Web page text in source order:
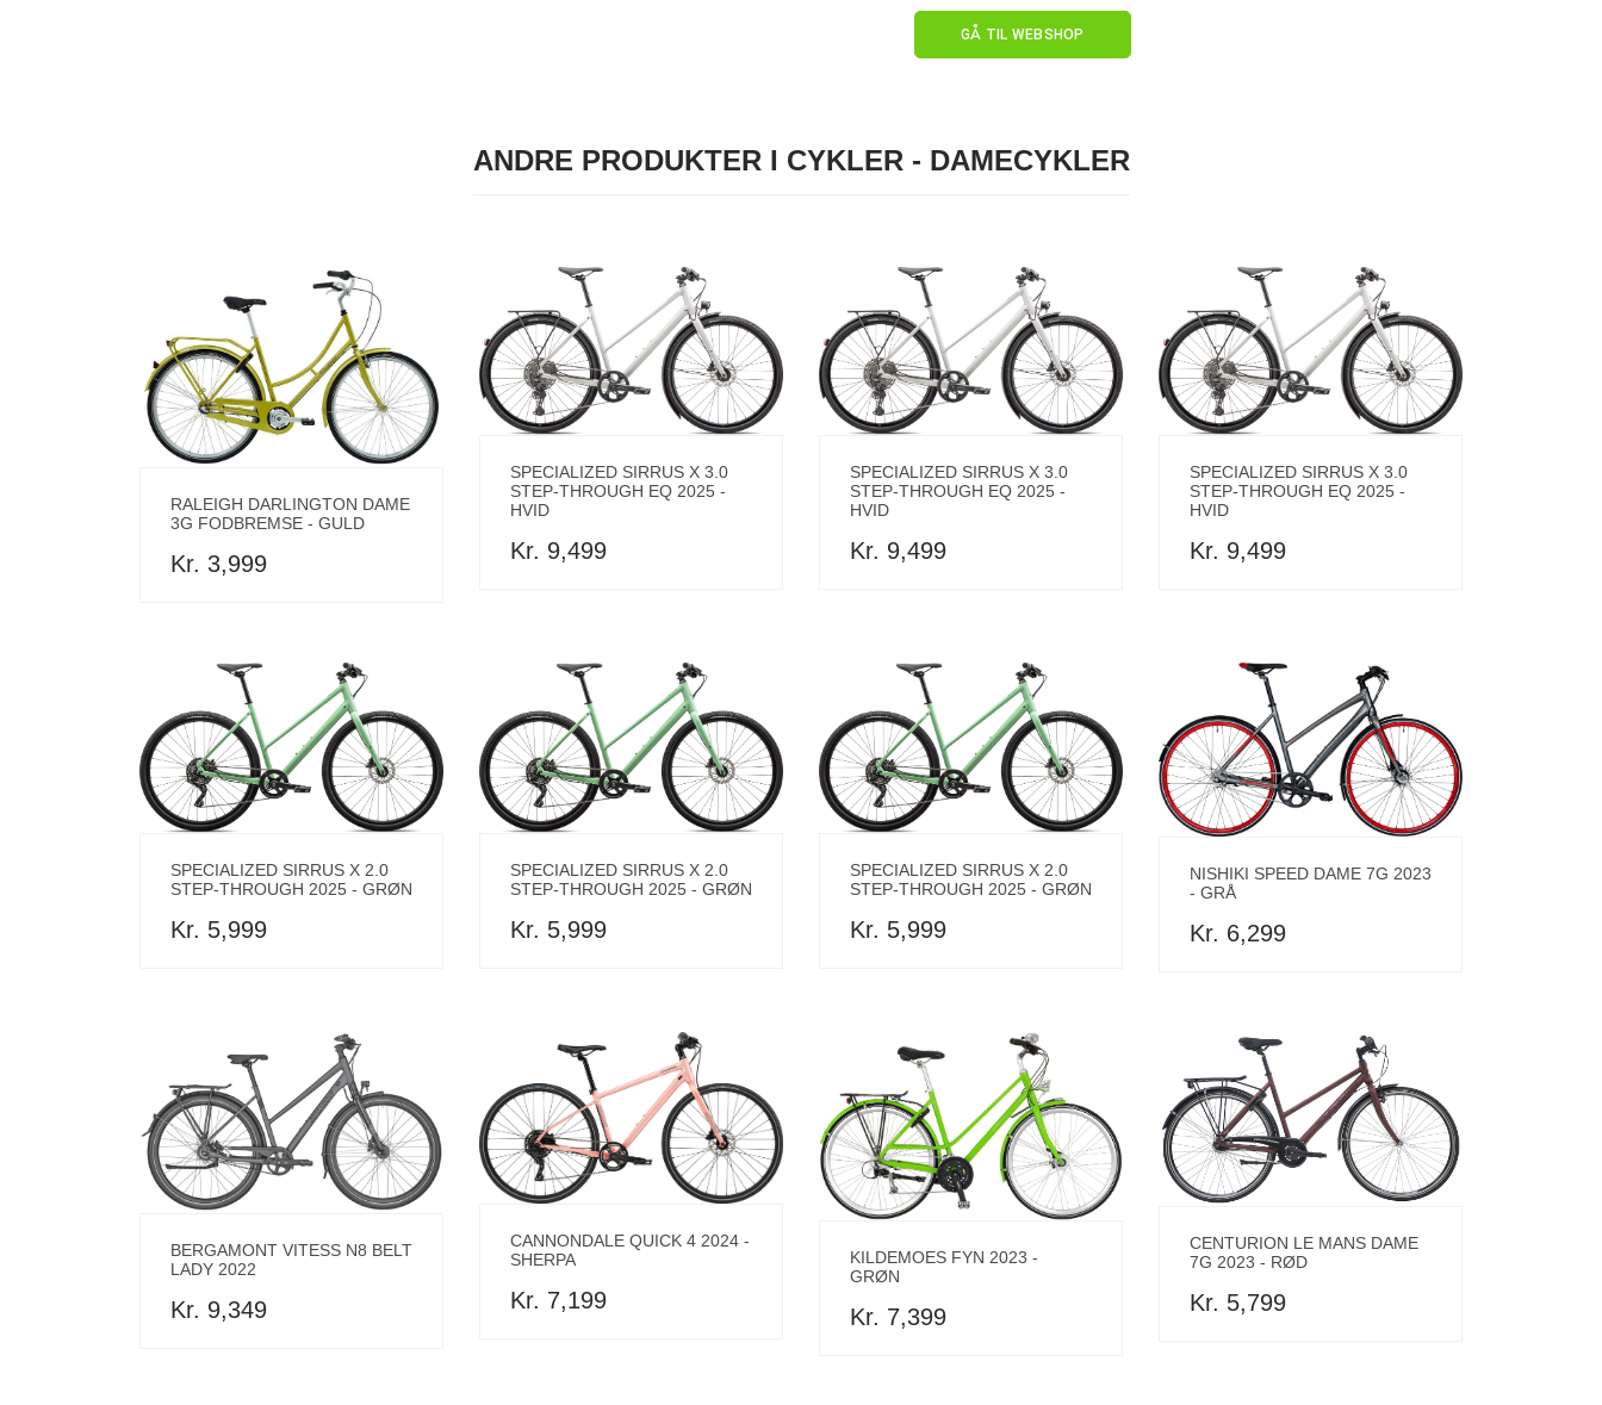
GÅ TIL WEBSHOP
ANDRE PRODUKTER I CYKLER - DAMECYKLER
RALEIGH DARLINGTON DAME
3G FODBREMSE - GULD
Kr. 3,999
SPECIALIZED SIRRUS X 3.0
STEP-THROUGH EQ 2025 -
HVID
Kr. 9,499
SPECIALIZED SIRRUS X 3.0
STEP-THROUGH EQ 2025 -
HVID
Kr. 9,499
SPECIALIZED SIRRUS X 3.0
STEP-THROUGH EQ 2025 -
HVID
Kr. 9,499
SPECIALIZED SIRRUS X 2.0
STEP-THROUGH 2025 - GRØN
Kr. 5,999
SPECIALIZED SIRRUS X 2.0
STEP-THROUGH 2025 - GRØN
Kr. 5,999
SPECIALIZED SIRRUS X 2.0
STEP-THROUGH 2025 - GRØN
Kr. 5,999
NISHIKI SPEED DAME 7G 2023
- GRÅ
Kr. 6,299
BERGAMONT VITESS N8 BELT
LADY 2022
Kr. 9,349
CANNONDALE QUICK 4 2024 -
SHERPA
Kr. 7,199
KILDEMOES FYN 2023 -
GRØN
Kr. 7,399
CENTURION LE MANS DAME
7G 2023 - RØD
Kr. 5,799